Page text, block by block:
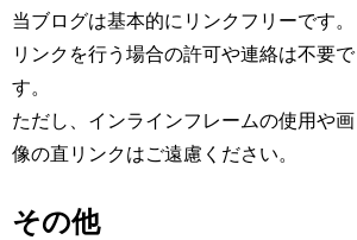
当ブログは基本的にリンクフリーです。
リンクを行う場合の許可や連絡は不要で
す。
ただし、インラインフレームの使用や画
像の直リンクはご遠慮ください。
その他